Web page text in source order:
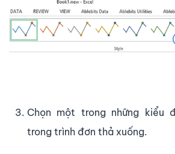
Chọn một trong những kiểu
trong trình đơn thả xuống.